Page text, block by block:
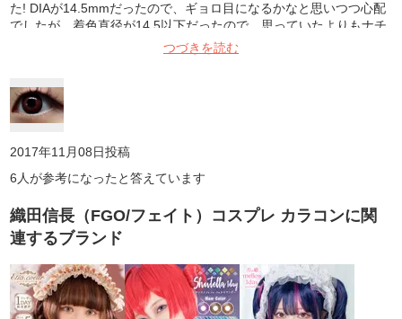
た! DIAが14.5mmだったので、ギョロ目になるかなと思いつつ心配
でしたが、着色直径が14.5以下だったので、思っていたよりもナチ
ュラルに盛る事が出来ました! また、このカラコンは、1day限定の
お色だというところにも惹かれて購入しました! 周りの人達にも、
つづきを読む
2017年11月08日投稿
6 人が参考になったと答えています
織田信長（FGO/フェイト）コスプレ カラコンに関
連するブランド